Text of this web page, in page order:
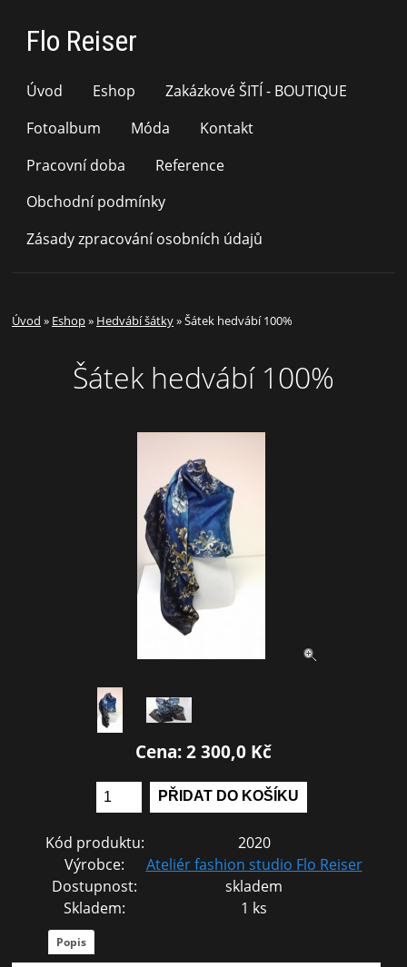
Flo Reiser
Úvod Eshop
Zakázkové ŠITÍ - BOUTIQUE
Fotoalbum
Móda
Kontakt
Pracovní doba
Reference
Obchodní podmínky
Zásady zpracování osobních údajů
Úvod » Eshop» Hedvábí šátky»Šátek hedvábí 100%
Šátek hedvábí 100%
Cena: 2 300,0 Kč
Kód produktu:
2020
Výrobce:
Ateliér fashion studio Flo Reiser
Dostupnost:
skladem
Skladem:
1 ks
Popis